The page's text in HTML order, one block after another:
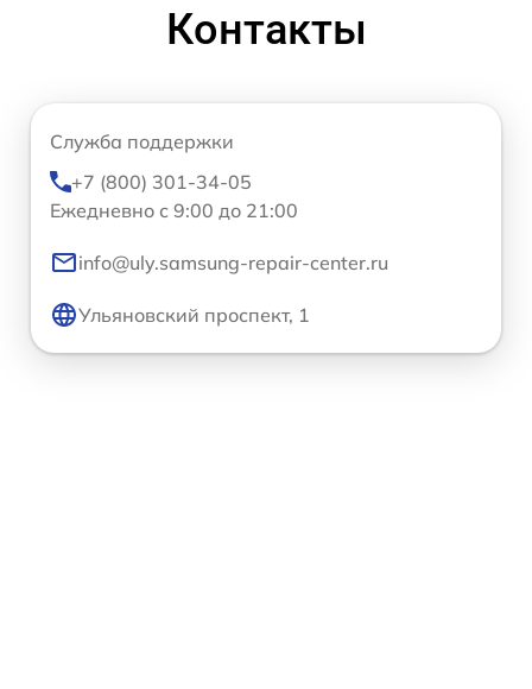
Контакты
Служба поддержки
+7 (800) 301-34-05
Ежедневно с 9:00 до 21:00
info@uly.samsung-repair-center.ru
Ульяновский проспект, 1